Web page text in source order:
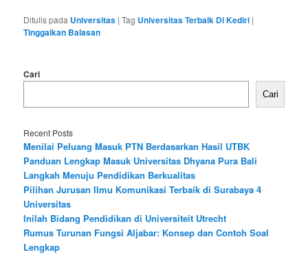
Ditulis pada Universitas |Tag Universitas Terbaik Di Kediri |
Tinggalkan Balasan
Cari
Cari
Recent Posts
Menilai Peluang Masuk PTN Berdasarkan Hasil UTBK
Panduan Lengkap Masuk Universitas Dhyana Pura Bali
Langkah Menuju Pendidikan Berkualitas
Pilihan Jurusan Ilmu Komunikasi Terbaik di Surabaya 4
Universitas
Inilah Bidang Pendidikan di Universiteit Utrecht
Rumus Turunan Fungsi Aljabar: Konsep dan Contoh Soal
Lengkap